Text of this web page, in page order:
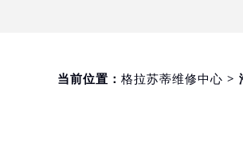
当前位置： 格拉苏蒂维修中心 >